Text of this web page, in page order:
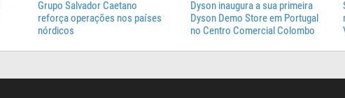
Grupo Salvador Caetano
reforça operações nos países
nórdicos
Dyson inaugura a sua primeira
Dyson Demo Store em Portugal
no Centro Comercial Colombo